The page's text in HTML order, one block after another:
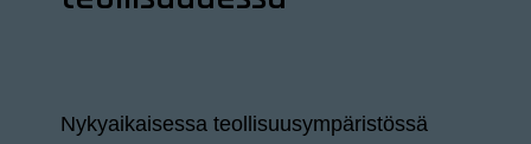
Nykyaikaisessa teollisuusympäristössä